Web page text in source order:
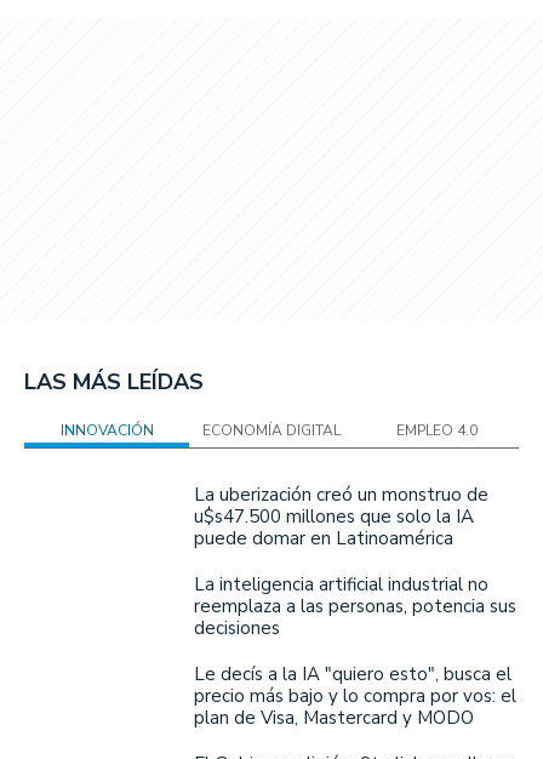
LAS MÁS LEÍDAS
INNOVACIÓN ECONOMÍA DIGITAL EMPLEO 4.0
La uberización creó un monstruo de
u$s47.500 millones que solo la IA
puede domar en Latinoamérica
La inteligencia artificial industrial no
reemplaza a las personas, potencia sus
decisiones
Le decís a la IA "quiero esto", busca el
precio más bajo y lo compra por vos: el
plan de Visa, Mastercard y MODO